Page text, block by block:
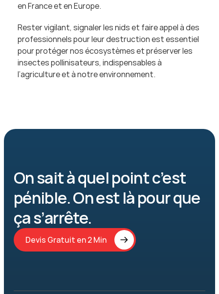
en France et en Europe.
Rester vigilant, signaler les nids et faire appel à des
professionnels pour leur destruction est essentiel
pour protéger nos écosystèmes et préserver les
insectes pollinisateurs, indispensables à
l’agriculture et à notre environnement.
On sait à quel point c’est
pénible. On est là pour que
ça s’arrête.
Devis Gratuit en 2 Min